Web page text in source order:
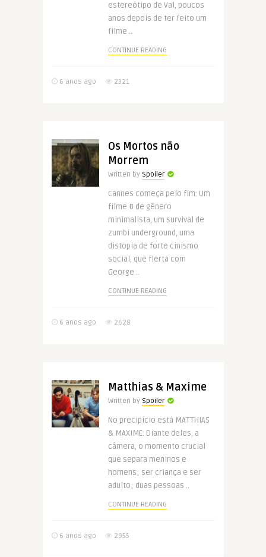
estereótipo de Val, poucos
anos depois de ter feito um
filme ..
CONTINUE READING
6 anos ago 2321
Os Mortos não
Morrem
Written by Spoiler
Cannes começa pelo fim: Um
filme B de gênero
minimalista, um survival de
zumbi underground, uma
distopia de forte cinismo
social, que flerta com
George ..
CONTINUE READING
6 anos ago 2628
Matthias & Maxime
Written by Spoiler
No precipício está MATTHIAS
& MAXIME: Diante deles, a
câmera, o momento crucial
que separa meninos e
homens; ser criança e ser
adulto; duas pessoas ..
CONTINUE READING
6 anos ago 2955